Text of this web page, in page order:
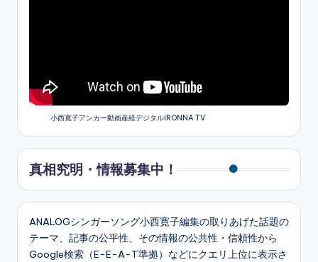
小西寛子アンカー動画産経デジタルiRONNA TV
真相究明・情報募集中！
ANALOGシンガーソング小西寛子編集の取りあげた話題の
テーマ、記事の公平性、その情報の公共性・信頼性から
Google検索（E-E-A-T準拠）などにクエリ上位に表示さ